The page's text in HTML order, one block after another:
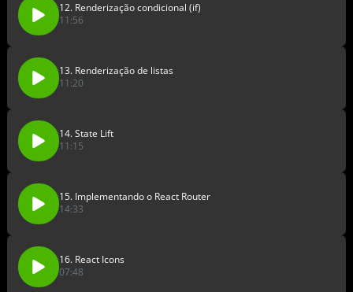
12. Renderização condicional (if)
11:56
13. Renderização de listas
11:20
14. State Lift
11:15
15. Implementando o React Router
14:33
16. React Icons
07:48